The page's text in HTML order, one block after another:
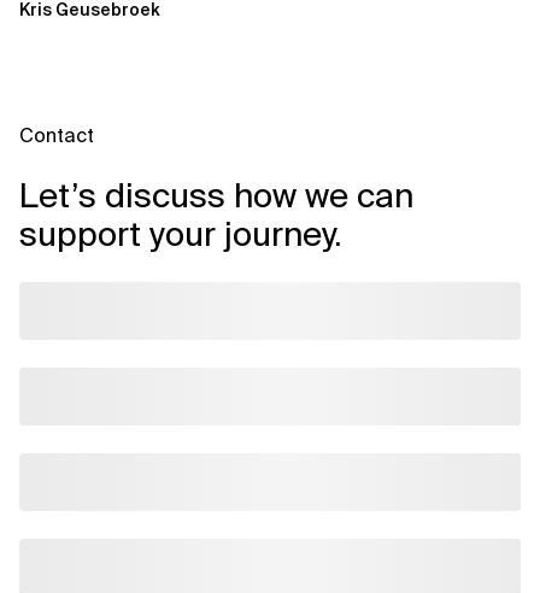
Kris Geusebroek
Contact
Let’s discuss how we can
support your journey.